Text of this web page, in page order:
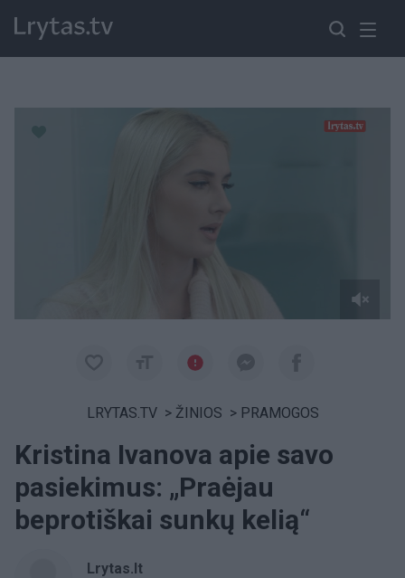
LRYTAS.TV > ŽINIOS > PRAMOGOS
Kristina Ivanova apie savo
pasiekimus: „Praėjau
beprotiškai sunkų kelią“
Lrytas.lt